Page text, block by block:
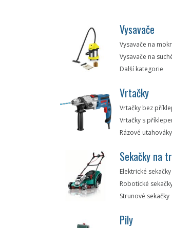
Vysavače
Vysavače na
Vysavače na
Další kategorie
Vrtačky
Vrtačky bez
Vrtačky s
Rázové utahováky
Sekačky na
Elektrické
Robotické
Strunové sekačky
Pily